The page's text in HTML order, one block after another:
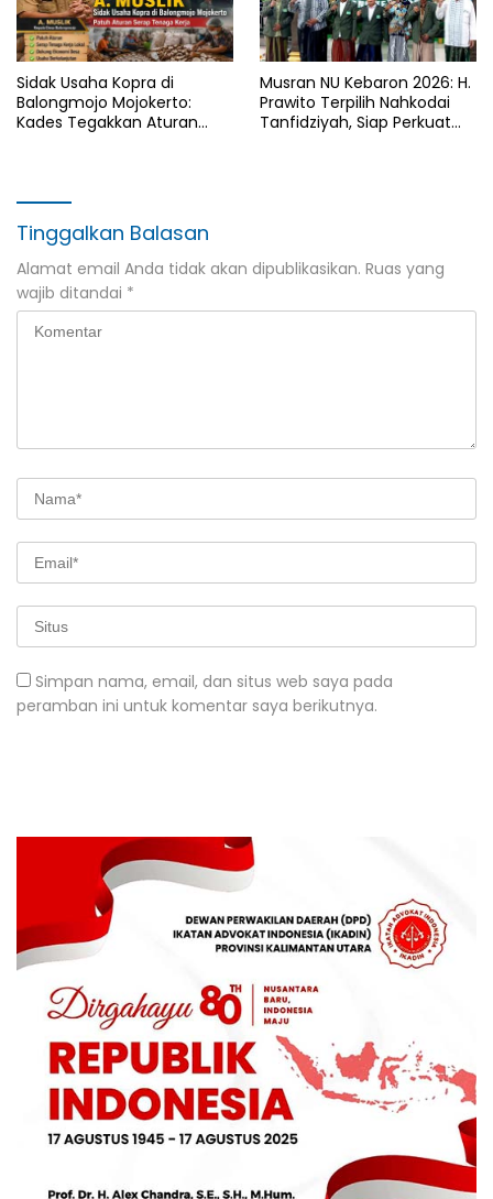
Sidak Usaha Kopra di
Balongmojo Mojokerto:
Kades Tegakkan Aturan
Musran NU Kebaron 2026: H.
Prawito Terpilih Nahkodai
Tanfidziyah, Siap Perkuat
Tinggalkan Balasan
Alamat email Anda tidak akan dipublikasikan. Ruas yang
wajib ditandai *
Simpan nama, email, dan situs web saya pada
peramban ini untuk komentar saya berikutnya.